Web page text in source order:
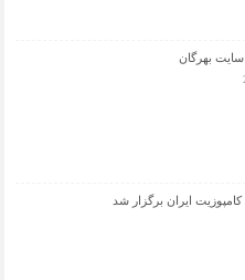
بهرگان
ایران برگزار شد